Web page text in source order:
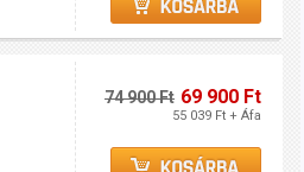
74 900 Ft 69 900 Ft
55 039 Ft + Áfa